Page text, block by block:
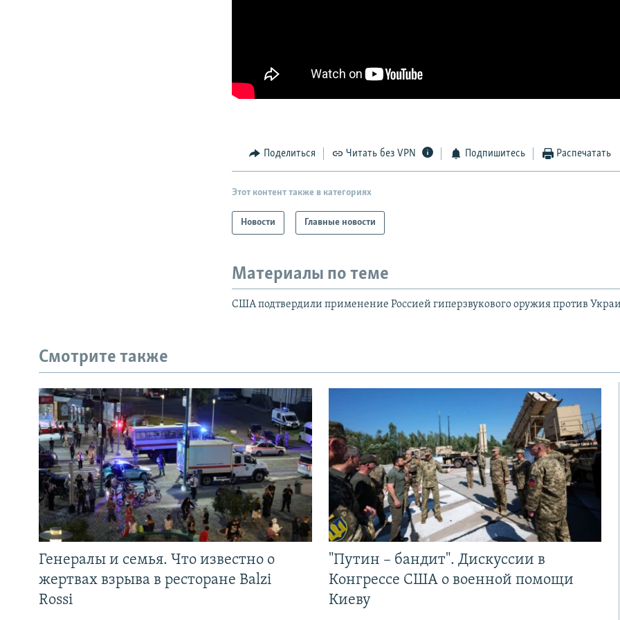
Поделиться Читать без VPN Подпишитесь Распечатать
Этот контент также в категориях
Новости Главные новости
Материалы по теме
США подтвердили применение Россией гиперзвукового оружия против
Смотрите также
Генералы и семья. Что известно о
жертвах взрыва в ресторане Balzi
Rossi
"Путин – бандит". Дискуссии в
Конгрессе США о военной помощи
Киеву